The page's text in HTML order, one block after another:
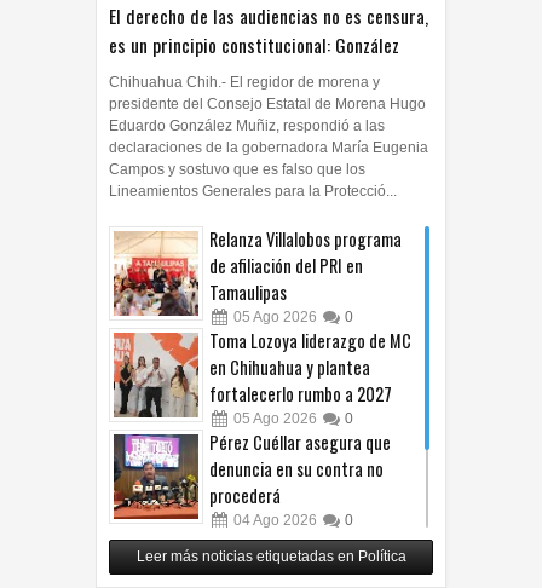
El derecho de las audiencias no es censura,
es un principio constitucional: González
Chihuahua Chih.- El regidor de morena y
presidente del Consejo Estatal de Morena Hugo
Eduardo González Muñiz, respondió a las
declaraciones de la gobernadora María Eugenia
Campos y sostuvo que es falso que los
Lineamientos Generales para la Protecció...
Relanza Villalobos programa
de afiliación del PRI en
Tamaulipas
05 Ago 2026 0
Toma Lozoya liderazgo de MC
en Chihuahua y plantea
fortalecerlo rumbo a 2027
05 Ago 2026 0
Pérez Cuéllar asegura que
denuncia en su contra no
procederá
04Ago 2026 0
Respalda Morena Chihuahua
propuesta sobre derechos de
Leer más noticias etiquetadas en Política